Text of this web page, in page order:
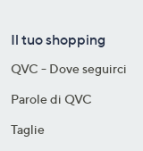
Il tuo shopping
QVC - Dove seguirci
Parole di QVC
Taglie